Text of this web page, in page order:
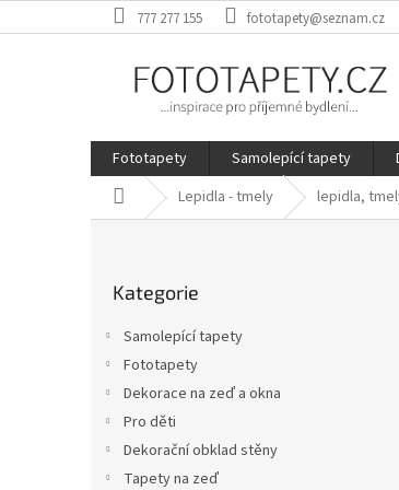
na
777 277 155 fototapety@seznam.cz
Fototapety Samolepící tapety
Domů Lepidla - tmely lepidla,
kategorie
Kategorie
Samolepící tapety
Fototapety
Dekorace na zeď a okna
Pro děti
Dekorační obklad stěny
Tapety na zeď